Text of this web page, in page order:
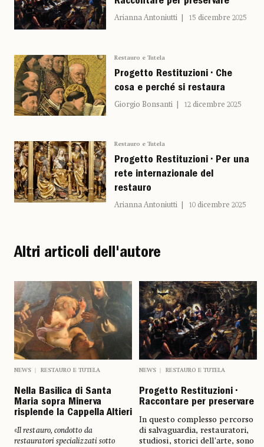
Arianna Antoniutti 15 dicembre 2025
Restauro e Tutela
Progetto Restituzioni • Che
cosa e perché si restaura
Giorgio Bonsanti 12 dicembre 2025
Restauro e Tutela
Progetto Restituzioni • Per una
rete internazionale del
restauro
Arianna Antoniutti 10 dicembre 2025
Altri articoli dell'autore
NEWS RESTAURO E TUTELA
Nella Basilica di Santa
Maria sopra Minerva
risplende la Cappella Altieri
«Il restauro, condotto da
restauratori specializzati sotto
NEWS RESTAURO E TUTELA
Progetto Restituzioni •
Raccontare per preservare
In questo complesso percorso
di salvaguardia, restauratori,
studiosi, storici dell’arte, sono